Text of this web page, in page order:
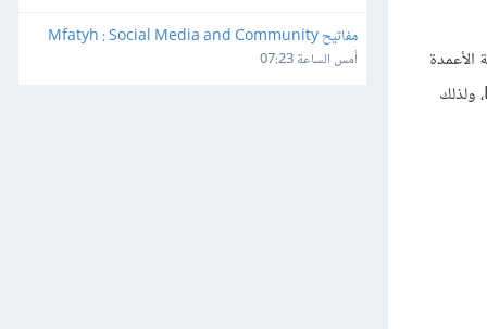
. في هذا المثال سنقوم بتجميد الصفين 1 و2، والعمودين A وB، ولذلك
Manager
أمس الساعة 07:23